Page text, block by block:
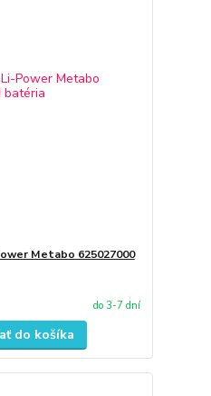
Metabo 625027000
do 3-7 dní
do košíka